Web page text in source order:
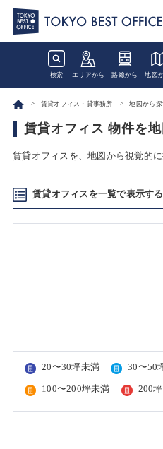
検索 エリアから 路線から 地図
賃貸オフィス・貸事務所 地図から探
賃貸オフィス 物件を
賃貸オフィスを、地図から視覚的に
賃貸オフィスを一覧で表示する
20〜30坪未満 30〜50
100〜200坪未満 200